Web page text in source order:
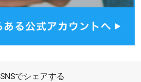
SNSでシェアする